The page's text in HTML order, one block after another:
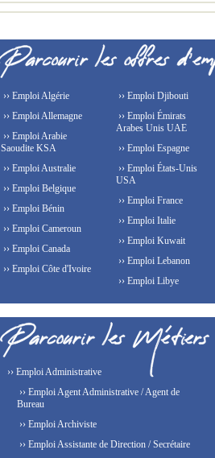
›› Emploi Algérie
›› Emploi Allemagne
›› Emploi Arabie
Saoudite KSA
›› Emploi Australie
›› Emploi Belgique
›› Emploi Bénin
›› Emploi Cameroun
›› Emploi Canada
›› Emploi Côte d'Ivoire
›› Emploi Djibouti
›› Emploi Émirats
Arabes Unis UAE
›› Emploi Espagne
›› Emploi États-Unis
USA
›› Emploi France
›› Emploi Italie
›› Emploi Kuwait
›› Emploi Lebanon
›› Emploi Libye
›› Emploi Administrative
›› Emploi Agent Administrative / Agent de
Bureau
›› Emploi Archiviste
›› Emploi Assistante de Direction / Secrétaire